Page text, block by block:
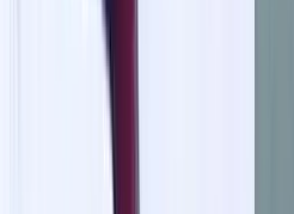
বিনোদন
জাতীয়
Open menu